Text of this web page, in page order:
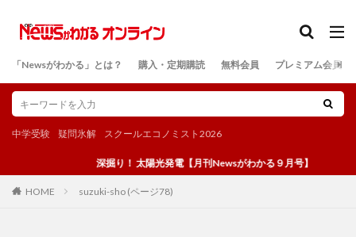
「Newsがわかる」とは？ 購入・定期購読 無料会員 プレミアム会員
中学受験 疑問氷解 スクールエコノミスト2026
深掘り！ 太陽光発電【月刊Newsがわかる９月号】
HOME suzuki-sho (ページ78)
検索